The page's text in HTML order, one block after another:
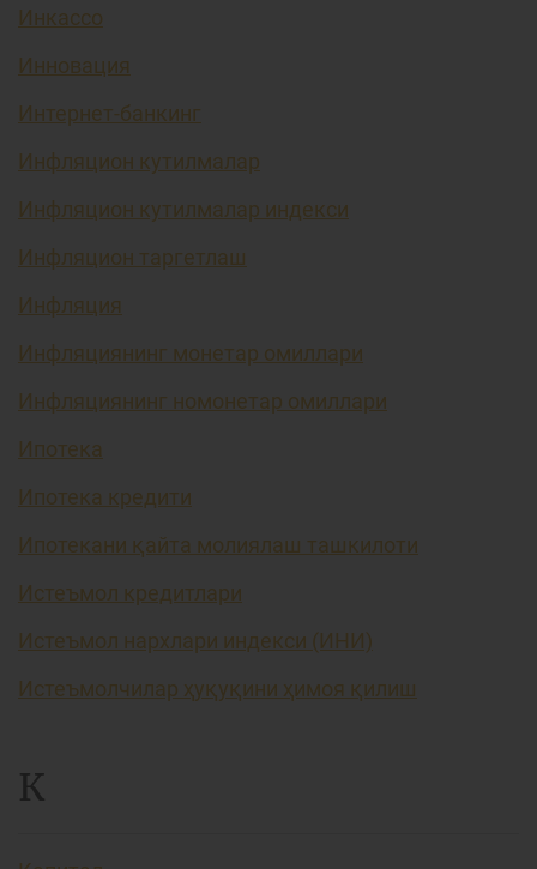
Инкассо
Инновация
Интернет-банкинг
Инфляцион кутилмалар
Инфляцион кутилмалар индекси
Инфляцион таргетлаш
Инфляция
Инфляциянинг монетар омиллари
Инфляциянинг номонетар омиллари
Ипотека
Ипотека кредити
Ипотекани қайта молиялаш ташкилоти
Истеъмол кредитлари
Истеъмол нархлари индекси (ИНИ)
Истеъмолчилар ҳуқуқини ҳимоя қилиш
К